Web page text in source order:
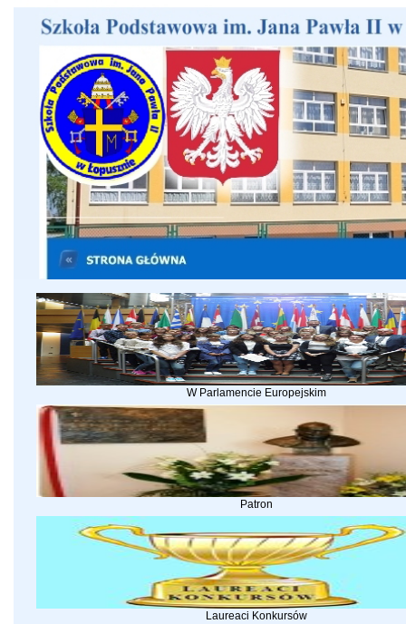
W Parlamencie Europejskim
Patron
Laureaci Konkursów